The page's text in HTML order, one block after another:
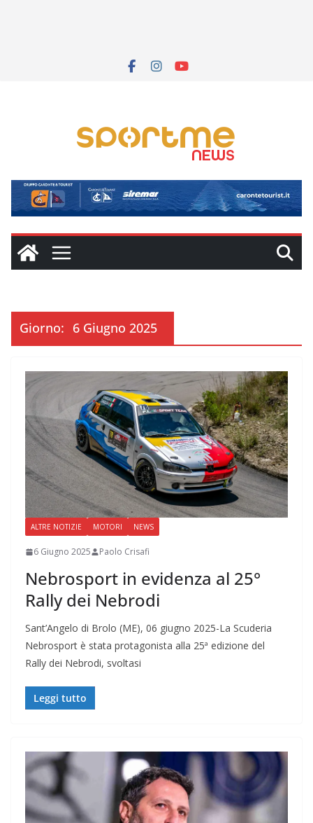
Giorno: 6 Giugno 2025
ALTRE NOTIZIE MOTORI NEWS
6 Giugno 2025 Paolo Crisafi
Nebrosport in evidenza al 25°
Rally dei Nebrodi
Sant’Angelo di Brolo (ME), 06 giugno 2025-La Scuderia
Nebrosport è stata protagonista alla 25ª edizione del
Rally dei Nebrodi, svoltasi
Leggi tutto